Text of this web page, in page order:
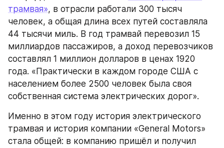
трамвая», в отрасли работали 300 тысяч
человек, а общая длина всех путей составляла
44 тысячи миль. В год трамвай перевозил 15
миллиардов пассажиров, а доход перевозчиков
составлял 1 миллион долларов в ценах 1920
года. «Практически в каждом городе США с
населением более 2500 человек была своя
собственная система электрических дорог».
Именно в этом году история электрического
трамвая и история компании «General Motors»
стала общей: в компанию пришёл и получил